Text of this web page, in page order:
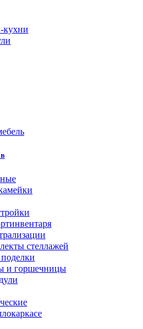
стеллажей
и горшечницы